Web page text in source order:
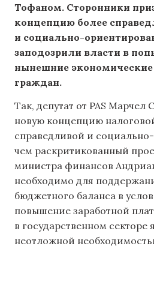
Тофаном. Сторонники
концепцию более
и социально-
заподозрили власти в
нынешние экономические
граждан.
Так, депутат от PAS Марчел
новую концепцию
справедливой и
чем раскритикованный
министра финансов
необходимо для
бюджетного баланса в
повышение заработной
в государственном секторе
неотложной